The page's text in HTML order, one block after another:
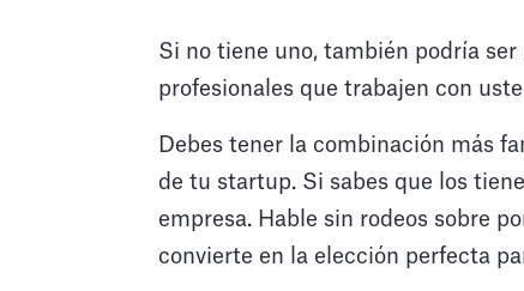
Si no tiene uno, también podría
profesionales que trabajen con
Debes tener la combinación más
de tu startup. Si sabes que los
empresa. Hable sin rodeos sobre
convierte en la elección perfecta